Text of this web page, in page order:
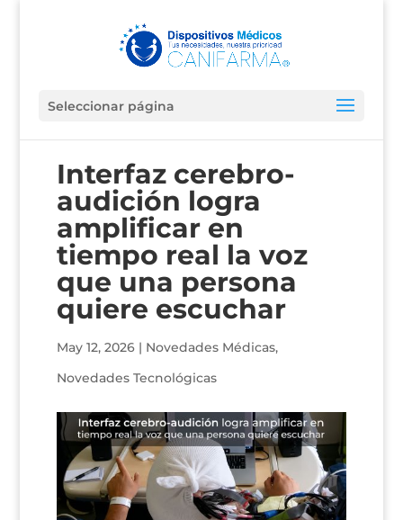
Seleccionar página
Interfaz cerebro-
audición logra
amplificar en
tiempo real la voz
que una persona
quiere escuchar
May 12, 2026| Novedades Médicas,
Novedades Tecnológicas